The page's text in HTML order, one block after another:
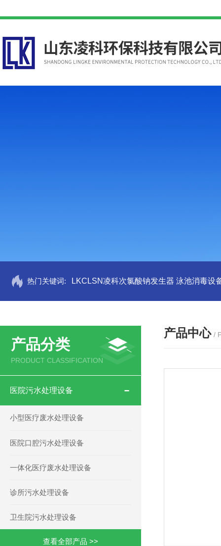
热门关键词: LKCLSN凌科次氯酸钠发生器 泳池消毒设
产品分类
PRODUCT CLASSIFICATION
医院污水处理设备
小型医疗废水处理设备
医院口腔污水处理设备
一体化医疗废水处理设备
诊所污水处理设备
卫生院污水处理设备
查看全部产品 >>
产品中心 /